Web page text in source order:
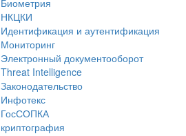
Биометрия
НКЦКИ
Идентификация и аутентификация
Мониторинг
Электронный документооборот
Threat Intelligence
Законодательство
Инфотекс
ГосСОПКА
криптография